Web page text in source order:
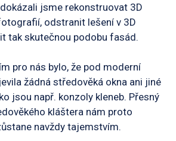
jsme rekonstruovat 3D
odstranit lešení v 3D
tak skutečnou podobu fasád.
pro nás bylo, že pod moderní
žádná středověká okna ani jiné
jsou např. konzoly kleneb. Přesný
kláštera nám proto
navždy tajemstvím.